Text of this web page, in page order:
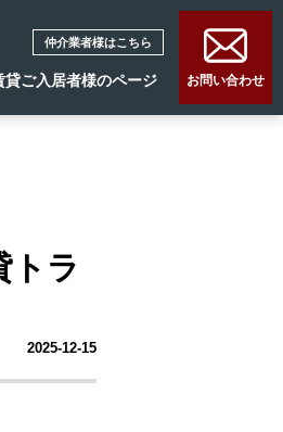
仲介業者様はこちら
貸ご入居者様のページ お問い合わせ
トラ
2025-12-15